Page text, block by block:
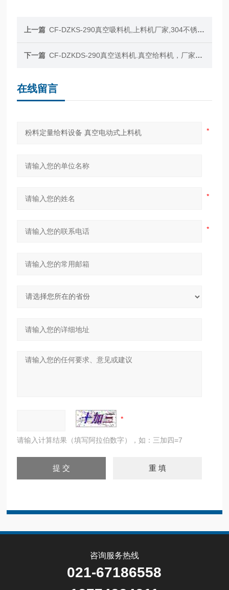
上一篇 CF-DZKS-290真空吸料机,上料机厂家,304不锈钢输送机
下一篇 CF-DZKDS-290真空送料机.真空给料机，厂家批发
在线留言
请输入计算结果（填写阿拉伯数字），如：三加四=7
咨询服务热线
021-67186558